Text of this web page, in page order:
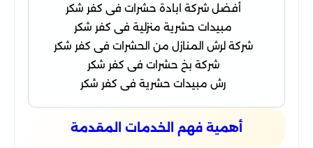
أفضل شركة ابادة حشرات فى كفر شكر
مبيدات حشرية منزلية فى كفر شكر
شركة لرش المنازل من الحشرات فى كفر شكر
شركة بخ حشرات فى كفر شكر
رش مبيدات حشرية فى كفر شكر
أهمية فهم الخدمات المقدمة